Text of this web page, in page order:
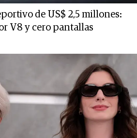
de US$ 2,5 millones:
V8 y cero pantallas